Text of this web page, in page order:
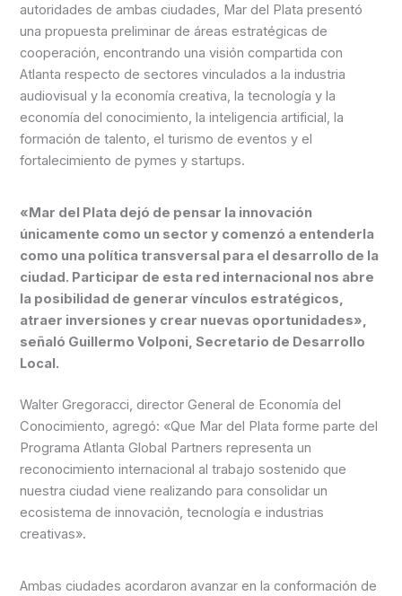
autoridades de ambas ciudades, Mar del Plata presentó
una propuesta preliminar de áreas estratégicas de
cooperación, encontrando una visión compartida con
Atlanta respecto de sectores vinculados a la industria
audiovisual y la economía creativa, la tecnología y la
economía del conocimiento, la inteligencia artificial, la
formación de talento, el turismo de eventos y el
fortalecimiento de pymes y startups.
«Mar del Plata dejó de pensar la innovación
únicamente como un sector y comenzó a entenderla
como una política transversal para el desarrollo de la
ciudad. Participar de esta red internacional nos abre
la posibilidad de generar vínculos estratégicos,
atraer inversiones y crear nuevas oportunidades»,
señaló Guillermo Volponi, Secretario de Desarrollo
Local.
Walter Gregoracci, director General de Economía del
Conocimiento, agregó: «Que Mar del Plata forme parte del
Programa Atlanta Global Partners representa un
reconocimiento internacional al trabajo sostenido que
nuestra ciudad viene realizando para consolidar un
ecosistema de innovación, tecnología e industrias
creativas».
Ambas ciudades acordaron avanzar en la conformación de